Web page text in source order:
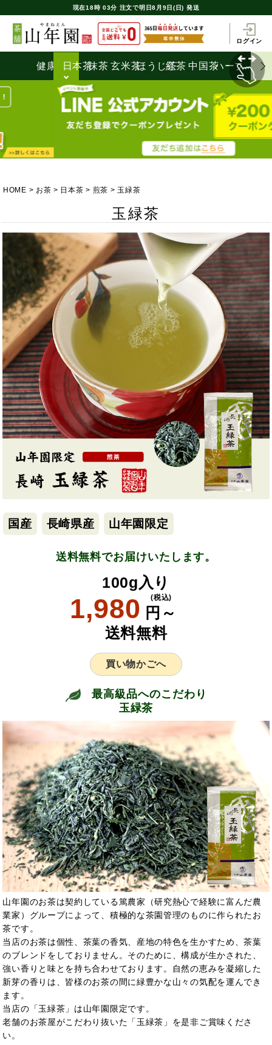
現在18時 03分 注文で明日8月9日(日) 発送
ログイン
健康茶日本茶抹茶 玄米茶ほうじ茶
紅茶 中国茶ハーブティ
HOME お茶 日本茶 煎茶 玉緑茶
玉緑茶
国産 長崎県産 山年園限定
送料無料でお届けいたします。
100g入り
1,980 円～
(税込)
送料無料
買い物かごへ
最高級品へのこだわり
玉緑茶
山年園のお茶は契約している篤農家（研究熱心で経験に富んだ農
業家）グループによって、積極的な茶園管理のものに作られたお
茶です。
当店のお茶は個性、茶葉の香気、産地の特色を生かすため、茶葉
のブレンドをしておりません。そのために、構成が生かされた、
強い香りと味とを持ち合わせております。自然の恵みを凝縮した
新芽の香りは、皆様のお茶の間に緑豊かな山々の気配を運んでき
ます。
当店の「玉緑茶」は山年園限定です。
老舗のお茶屋がこだわり抜いた「玉緑茶」を是非ご賞味くださ
い。